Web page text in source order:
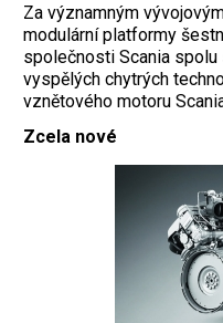
Za významným
modulární platformy
společnosti Scania
vyspělých chytrých
vznětového motoru
Zcela nové